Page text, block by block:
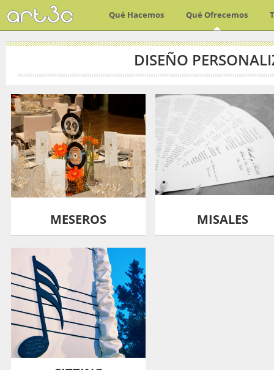
Qué Hacemos Qué Ofrecemos
DISEÑO
MESEROS MISALES